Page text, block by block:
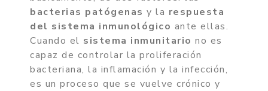
bacterias patógenas y la respuesta
del sistema inmunológico ante ellas.
Cuando el sistema inmunitario no es
capaz de controlar la proliferación
bacteriana, la inflamación y la infección,
es un proceso que se vuelve crónico y